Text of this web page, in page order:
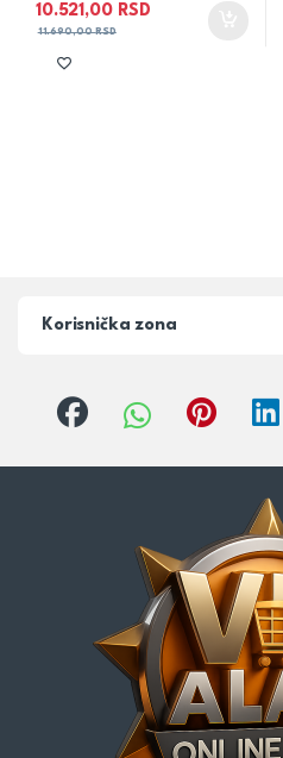
10.521,00 RSD
11.690,00RSD
Korisnička zona